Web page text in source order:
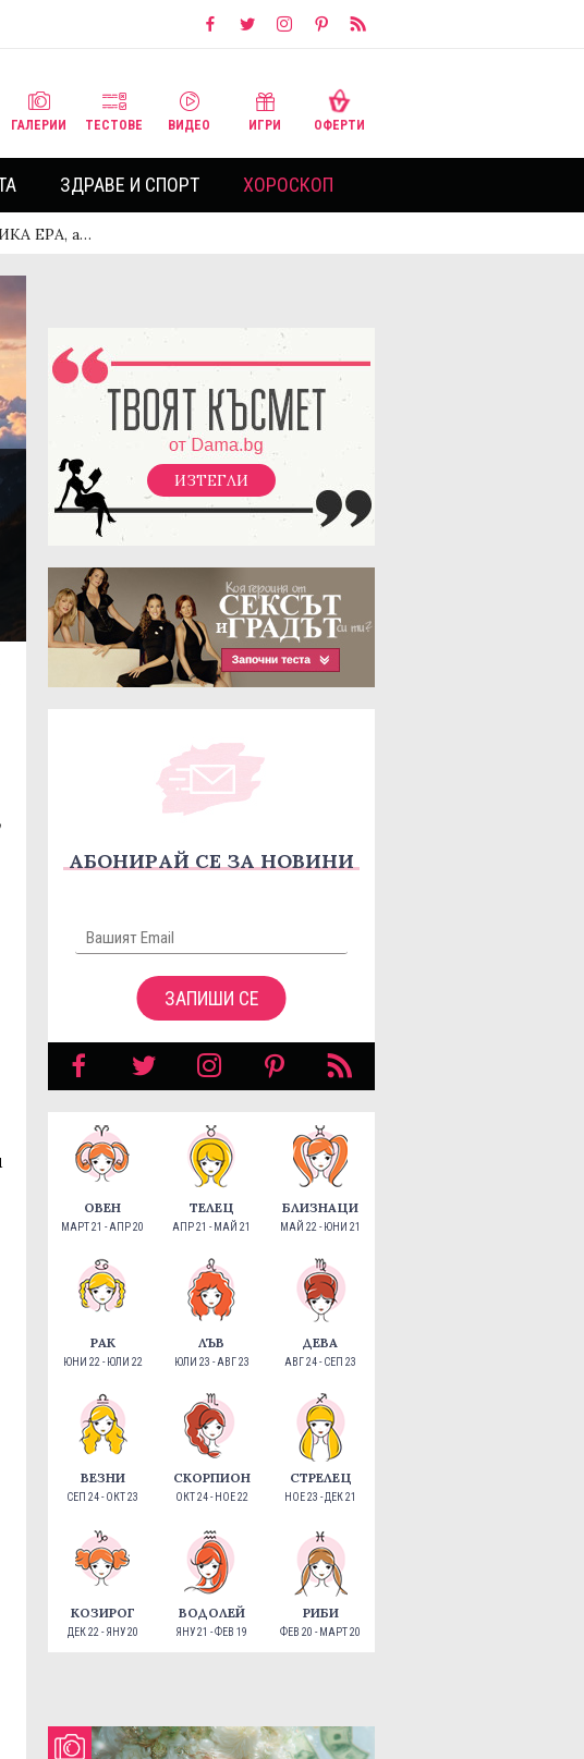
ГАЛЕРИИ ТЕСТОВЕ ВИДЕО ИГРИ ОФЕРТИ
ЗДРАВЕ И СПОРТ ХОРОСКОП
ЕРА, а…
ИЗТЕГЛИ
АБОНИРАЙ СЕ ЗА НОВИНИ
ЗАПИШИ СЕ
ОВЕН
МАРТ 21 - АПР 20
ТЕЛЕЦ
АПР 21 - МАЙ 21
БЛИЗНАЦИ
МАЙ 22 - ЮНИ 21
РАК
ЮНИ 22 - ЮЛИ 22
ЛЪВ
ЮЛИ 23 - АВГ 23
ДЕВА
АВГ 24 - СЕП 23
ВЕЗНИ
СЕП 24 - ОКТ 23
СКОРПИОН
ОКТ 24 - НОЕ 22
СТРЕЛЕЦ
НОЕ 23 - ДЕК 21
КОЗИРОГ
ДЕК 22 - ЯНУ 20
ВОДОЛЕЙ
ЯНУ 21 - ФЕВ 19
РИБИ
ФЕВ 20 - МАРТ 20